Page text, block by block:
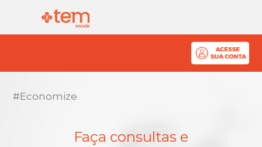
#Economize
Faça consultas e